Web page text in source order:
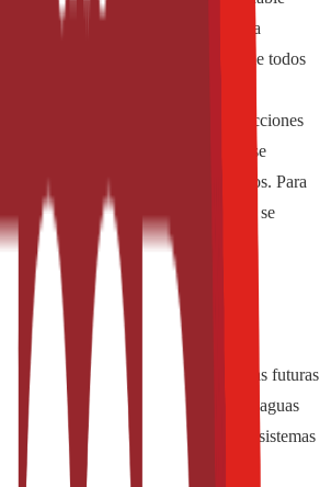
básicos del diseño conforme a
permite la esterilización fiable de todos
la tapa mediante el proceso de
puntos críticos siguen siendo las secciones
entre diferentes piezas. En ellas se
que no pudieron ser destruidos. Para
garantizar una esterilidad comercial se
previa de las tapas.
una técnica con buenas perspectivas futuras
estéril y a la menor generación de aguas
los procesos se pueden emplear sistemas
y económicos. Por ejemplo la